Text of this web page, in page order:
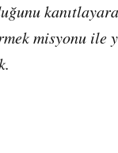
misyonu ile